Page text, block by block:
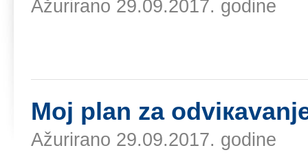
Ažurirano 29.09.2017. godine
Mој plаn zа
Ažurirano 29.09.2017. godine